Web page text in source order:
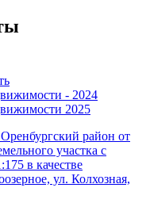
- 2024
2025
район от
участка с
в качестве
ул. Колхозная,